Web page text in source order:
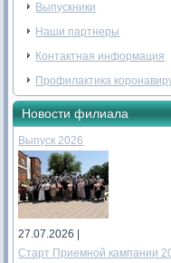
Выпускники
Наши партнеры
Контактная информация
Профилактика
Новости филиала
Выпуск 2026
27.07.2026 |
Старт Приемной кампании